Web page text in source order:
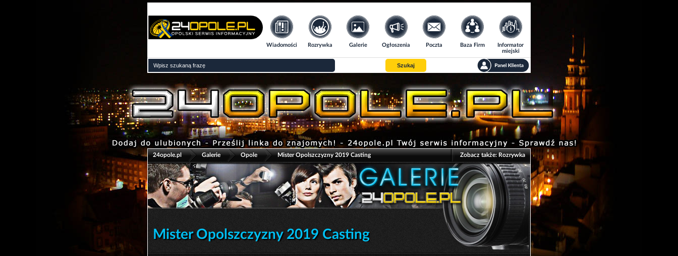
Wiadomości Rozrywka Galerie Ogłoszenia Poczta Baza Firm
Informator
miejski
Szukaj
24opole.pl
>
Galerie
>
Opole Mister Opolszczyzny 2019 Casting Zobacz także:Rozrywka
Mister Opolszczyzny 2019 Casting